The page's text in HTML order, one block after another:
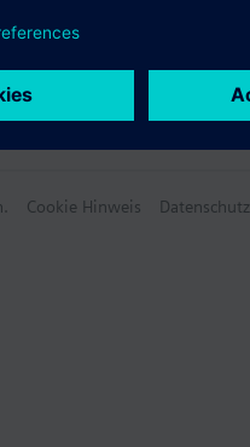
Cookie Hinweis Datenschutz